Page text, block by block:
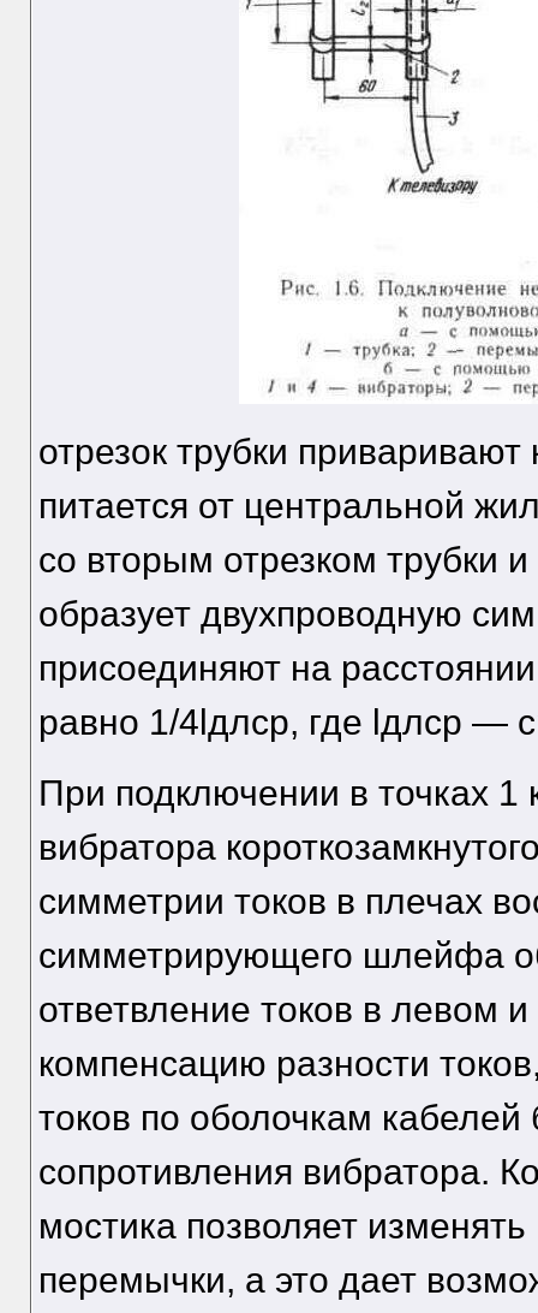
отрезок трубки
питается от центральной
со вторым отрезком трубки
образует двухпроводную
присоединяют на
равно 1/4lдлср, где lдлср —
При подключении в точках 1
вибратора
симметрии токов в плечах
симметрирующего шлейфа
ответвление токов в левом
компенсацию разности
токов по оболочкам кабелей
сопротивления вибратора.
мостика позволяет
перемычки, а это дает